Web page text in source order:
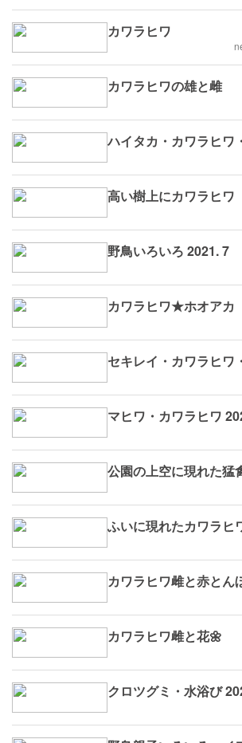
カワラヒワ
カワラヒワの雄と雌
ハイタカ・カワラヒワ
高い樹上にカワラヒワ
野鳥いろいろ 2021. 7
カワラヒワ★ホオアカ
セキレイ・カワラヒワ
マヒワ・カワラヒワ
公園の上空に現れた猛
ふいに現れたカワラヒ
カワラヒワ雌と赤とん
カワラヒワ雌と花🌼
クロツグミ・水浴び